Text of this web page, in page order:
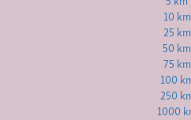
10 km
25 km
50 km
75 km
100
250
1000